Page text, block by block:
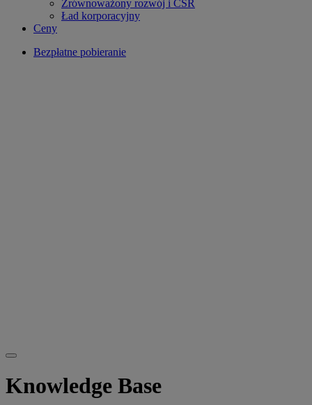
Zrównoważony rozwój i CSR
Ład korporacyjny
Ceny
Bezpłatne pobieranie
Knowledge Base